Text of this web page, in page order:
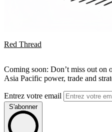
Red Thread
Coming soon: Don’t miss out
Asia Pacific power, trade and
Entrez votre email
S'abonner